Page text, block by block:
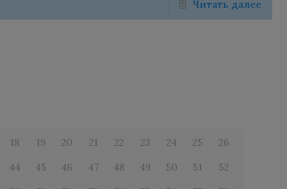
Читать далее
18 19 20 21 22 23 24 25
26
44 45 46 47 48 49 50 51
52